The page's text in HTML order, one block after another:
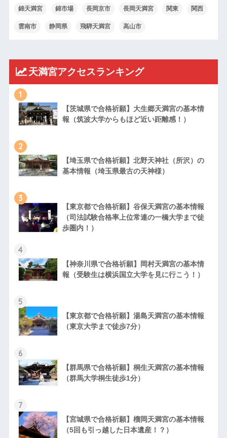
錦天満宮 錦市場 長岡京市 長岡天満宮 関東 関西
雲南市 静岡県 飛騨天満宮 高山市
天満宮アクセスランキング
1
【茨城県で合格祈願】大生郷天満宮の基本情
報（筑波大学からもほど近い距離感！）
2
【埼玉県で合格祈願】北野天神社（所沢）の
基本情報（埼玉県最古の天神様）
3
【東京都で合格祈願】谷保天満宮の基本情報
（司法試験合格率上位常連の一橋大学まで徒
歩圏内！）
4
【神奈川県で合格祈願】岡村天満宮の基本情
報（受験生は横浜国立大学を見に行こう！）
5
【東京都で合格祈願】湯島天満宮の基本情報
（東京大学まで徒歩7分）
6
【群馬県で合格祈願】桐生天満宮の基本情報
（群馬大学桐生徒歩1分）
7
【宮城県で合格祈願】榴岡天満宮の基本情報
（5回も引っ越した日本遺産！？）